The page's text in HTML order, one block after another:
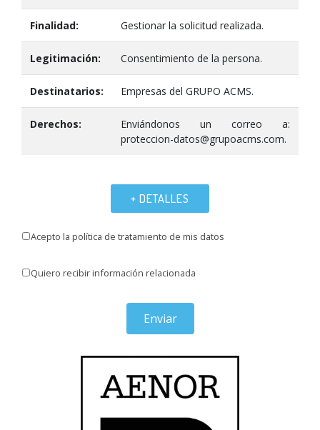
Finalidad: Gestionar la solicitud realizada.
Legitimación: Consentimiento de la persona.
Destinatarios: Empresas del GRUPO ACMS.
Derechos:
Enviándonos un correo a:
proteccion-datos@grupoacms.com.
+ DETALLES
Acepto la política de tratamiento de mis datos
Quiero recibir información relacionada
Enviar